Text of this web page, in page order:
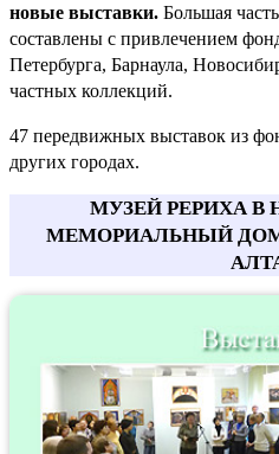
новые выставки. Большая
составлены с привлечением
Петербурга, Барнаула,
частных коллекций.
47 передвижных выставок из
других городах.
МУЗЕЙ РЕРИХА В
МЕМОРИАЛЬНЫЙ